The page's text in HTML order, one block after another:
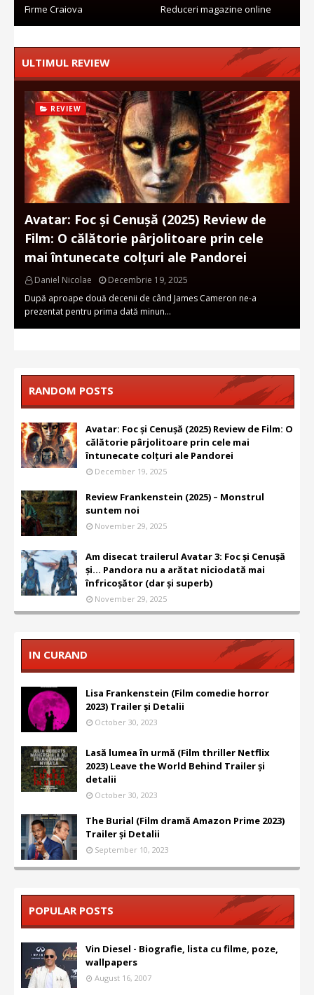
Firme Craiova
Reduceri magazine online
ULTIMUL REVIEW
REVIEW
Avatar: Foc și Cenușă (2025) Review de
Film: O călătorie pârjolitoare prin cele
mai întunecate colțuri ale Pandorei
Daniel Nicolae
Decembrie 19, 2025
După aproape două decenii de când James Cameron ne-a
prezentat pentru prima dată minun…
RANDOM POSTS
Avatar: Foc și Cenușă (2025) Review de Film: O
călătorie pârjolitoare prin cele mai
întunecate colțuri ale Pandorei
December 19, 2025
Review Frankenstein (2025) – Monstrul
suntem noi
November 29, 2025
Am disecat trailerul Avatar 3: Foc și Cenușă
și... Pandora nu a arătat niciodată mai
înfricoșător (dar și superb)
November 29, 2025
IN CURAND
Lisa Frankenstein (Film comedie horror
2023) Trailer și Detalii
October 30, 2023
Lasă lumea în urmă (Film thriller Netflix
2023) Leave the World Behind Trailer și
detalii
October 30, 2023
The Burial (Film dramă Amazon Prime 2023)
Trailer și Detalii
September 10, 2023
POPULAR POSTS
Vin Diesel - Biografie, lista cu filme, poze,
wallpapers
August 16, 2007